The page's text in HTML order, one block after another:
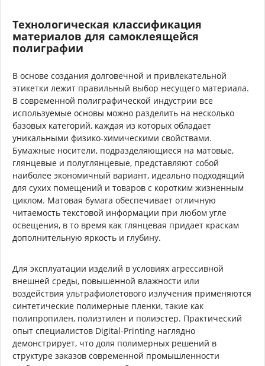
Технологическая классификация
материалов для самоклеящейся
полиграфии
В основе создания долговечной и привлекательной
этикетки лежит правильный выбор несущего материала.
В современной полиграфической индустрии все
используемые основы можно разделить на несколько
базовых категорий, каждая из которых обладает
уникальными физико-химическими свойствами.
Бумажные носители, подразделяющиеся на матовые,
глянцевые и полуглянцевые, представляют собой
наиболее экономичный вариант, идеально подходящий
для сухих помещений и товаров с коротким жизненным
циклом. Матовая бумага обеспечивает отличную
читаемость текстовой информации при любом угле
освещения, в то время как глянцевая придает краскам
дополнительную яркость и глубину.
Для эксплуатации изделий в условиях агрессивной
внешней среды, повышенной влажности или
воздействия ультрафиолетового излучения применяются
синтетические полимерные пленки, такие как
полипропилен, полиэтилен и полиэстер. Практический
опыт специалистов Digital-Printing наглядно
демонстрирует, что доля полимерных решений в
структуре заказов современной промышленности